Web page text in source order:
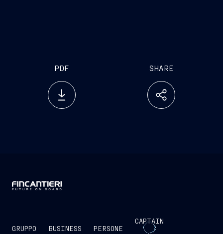
PDF SHARE
GRUPPO BUSINESS PERSONE
CAPTAIN